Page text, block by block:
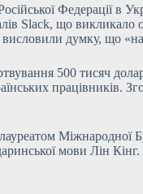
Федерації в
Slack, що викликало
висловили думку, що
500 тисяч
працівників.
Міжнародної
мови Лін Кінг.